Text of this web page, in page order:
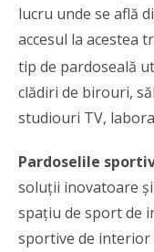
lucru unde se află
accesul la acestea
tip de pardoseală
clădiri de birouri,
studiouri TV,
Pardoselile
soluții inovatoare
spațiu de sport de
sportive de